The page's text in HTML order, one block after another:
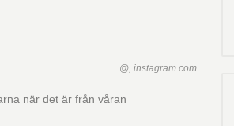
@, instagram.com
när det är från våran